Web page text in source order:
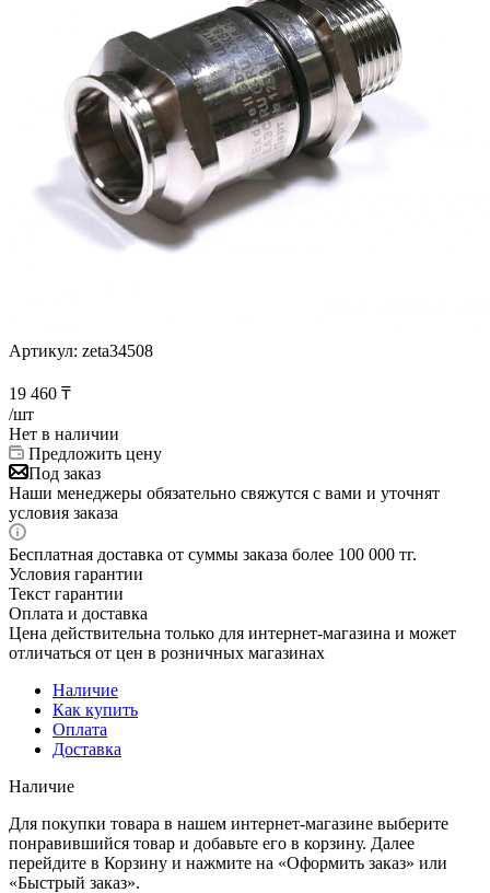
Артикул: zeta34508
19 460 ₸
/шт
Нет в наличии
Предложить цену
Под заказ
Наши менеджеры обязательно свяжутся с вами и уточнят
условия заказа
Бесплатная доставка от суммы заказа более 100 000 тг.
Условия гарантии
Текст гарантии
Оплата и доставка
Цена действительна только для интернет-магазина и может
отличаться от цен в розничных магазинах
Наличие
Как купить
Оплата
Доставка
Наличие
Для покупки товара в нашем интернет-магазине выберите
понравившийся товар и добавьте его в корзину. Далее
перейдите в Корзину и нажмите на «Оформить заказ» или
«Быстрый заказ».